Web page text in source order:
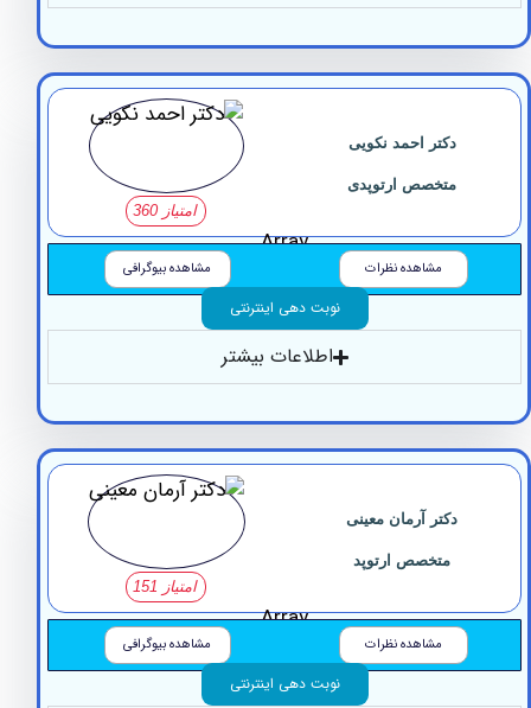
دکتر احمد نکویی
متخصص ارتوپدی
Array
مشاهده نظرات مشاهده بیوگرافی
نوبت دهی اینترنتی
اطلاعات بیشتر
دکتر آرمان معینی
متخصص ارتوپد
Array
مشاهده نظرات مشاهده بیوگرافی
نوبت دهی اینترنتی